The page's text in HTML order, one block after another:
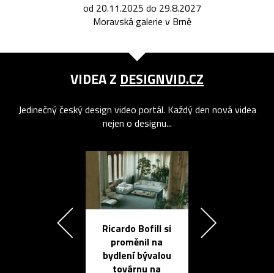
od 20.11.2025 do 29.8.2027
Moravská galerie v Brně
VIDEA Z DESIGNVID.CZ
Jedinečný český design video portál. Každý den nová videa
nejen o designu...
Ricardo Bofill si
proměnil na
bydlení bývalou
továrnu na